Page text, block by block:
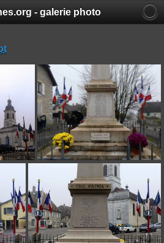
- galerie photo